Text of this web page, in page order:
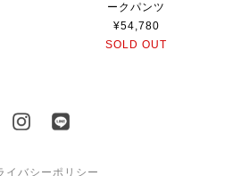
ークパンツ
¥54,780
SOLD OUT
イバシーポリシー